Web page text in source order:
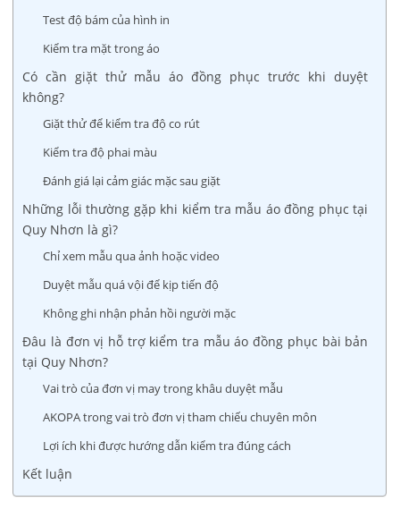
Test độ bám của hình in
Kiểm tra mặt trong áo
Có cần giặt thử mẫu áo đồng phục trước khi duyệt
không?
Giặt thử để kiểm tra độ co rút
Kiểm tra độ phai màu
Đánh giá lại cảm giác mặc sau giặt
Những lỗi thường gặp khi kiểm tra mẫu áo đồng phục tại
Quy Nhơn là gì?
Chỉ xem mẫu qua ảnh hoặc video
Duyệt mẫu quá vội để kịp tiến độ
Không ghi nhận phản hồi người mặc
Đâu là đơn vị hỗ trợ kiểm tra mẫu áo đồng phục bài bản
tại Quy Nhơn?
Vai trò của đơn vị may trong khâu duyệt mẫu
AKOPA trong vai trò đơn vị tham chiếu chuyên môn
Lợi ích khi được hướng dẫn kiểm tra đúng cách
Kết luận